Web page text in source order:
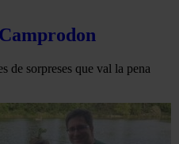
de sorpreses que val la pena